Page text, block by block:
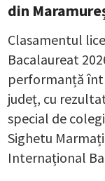
din
Clasamentul
Bacalaureat
performanță
județ, cu
special de
Sighetu
Internațional